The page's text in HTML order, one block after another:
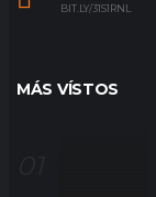
BIT.LY/31S1RNL
MÁS VÍSTOS